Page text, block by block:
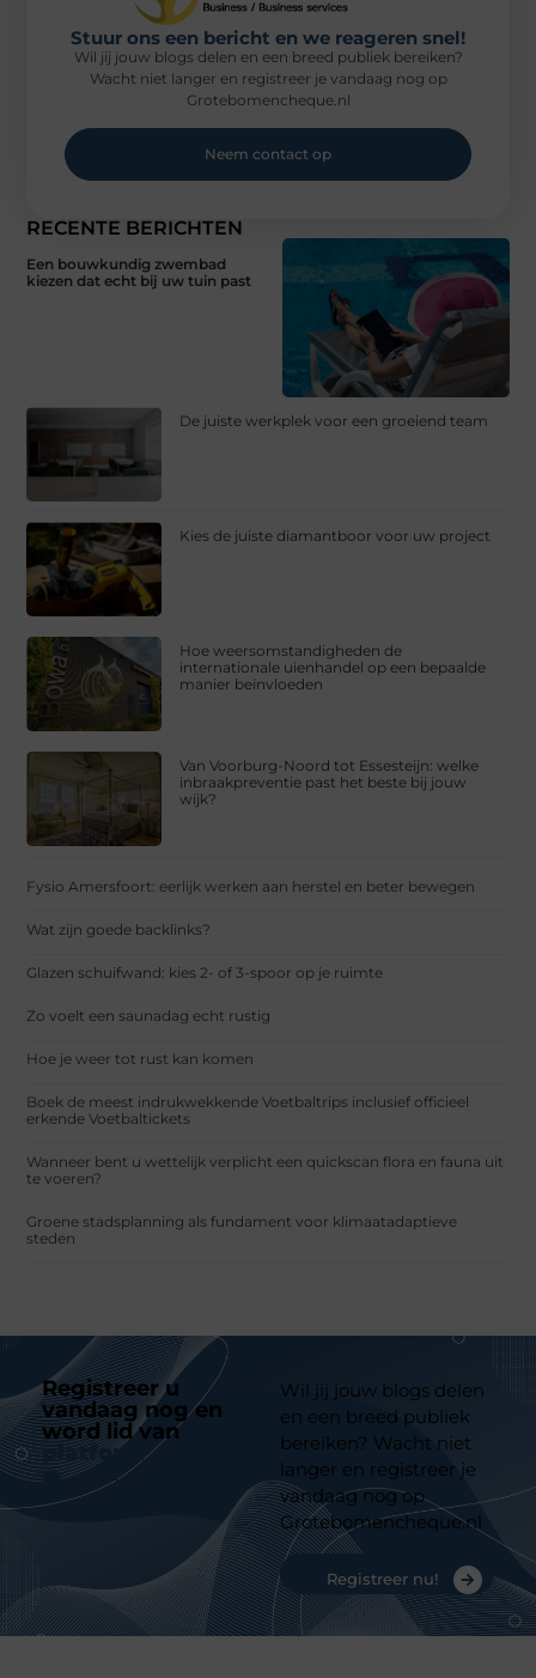
RECENTE BERICHTEN
Een bouwkundig zwembad
kiezen dat echt bij uw tuin past
De juiste werkplek voor een groeiend team
Kies de juiste diamantboor voor uw project
Hoe weersomstandigheden de
internationale uienhandel op een bepaalde
manier beïnvloeden
Van Voorburg-Noord tot Essesteijn: welke
inbraakpreventie past het beste bij jouw
wijk?
Fysio Amersfoort: eerlijk werken aan herstel en beter bewegen
Wat zijn goede backlinks?
Glazen schuifwand: kies 2- of 3-spoor op je ruimte
Zo voelt een saunadag echt rustig
Hoe je weer tot rust kan komen
Boek de meest indrukwekkende Voetbaltrips inclusief officieel
erkende Voetbaltickets
Wanneer bent u wettelijk verplicht een quickscan flora en fauna uit
te voeren?
Groene stadsplanning als fundament voor klimaatadaptieve
steden
Stuur ons een bericht en we reageren snel!
Wil jij jouw blogs delen en een breed publiek bereiken?
Wacht niet langer en registreer je vandaag nog op
Grotebomencheque.nl
Neem contact op
Registreer u
vandaag nog en
word lid van
platform
Wil jij jouw blogs delen
en een breed publiek
bereiken? Wacht niet
langer en registreer je
vandaag nog op
Grotebomencheque.nl
Registreer nu!